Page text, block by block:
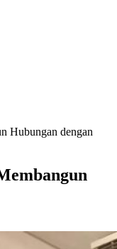
Hubungan dengan